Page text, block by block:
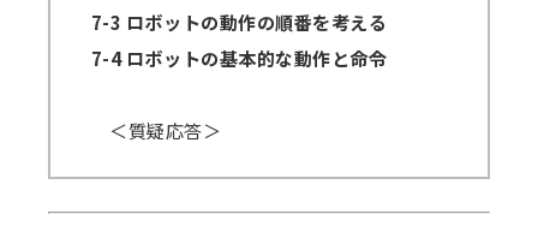
7-3 ロボットの動作の順番を考える
7-4 ロボットの基本的な動作と命令
＜質疑応答＞